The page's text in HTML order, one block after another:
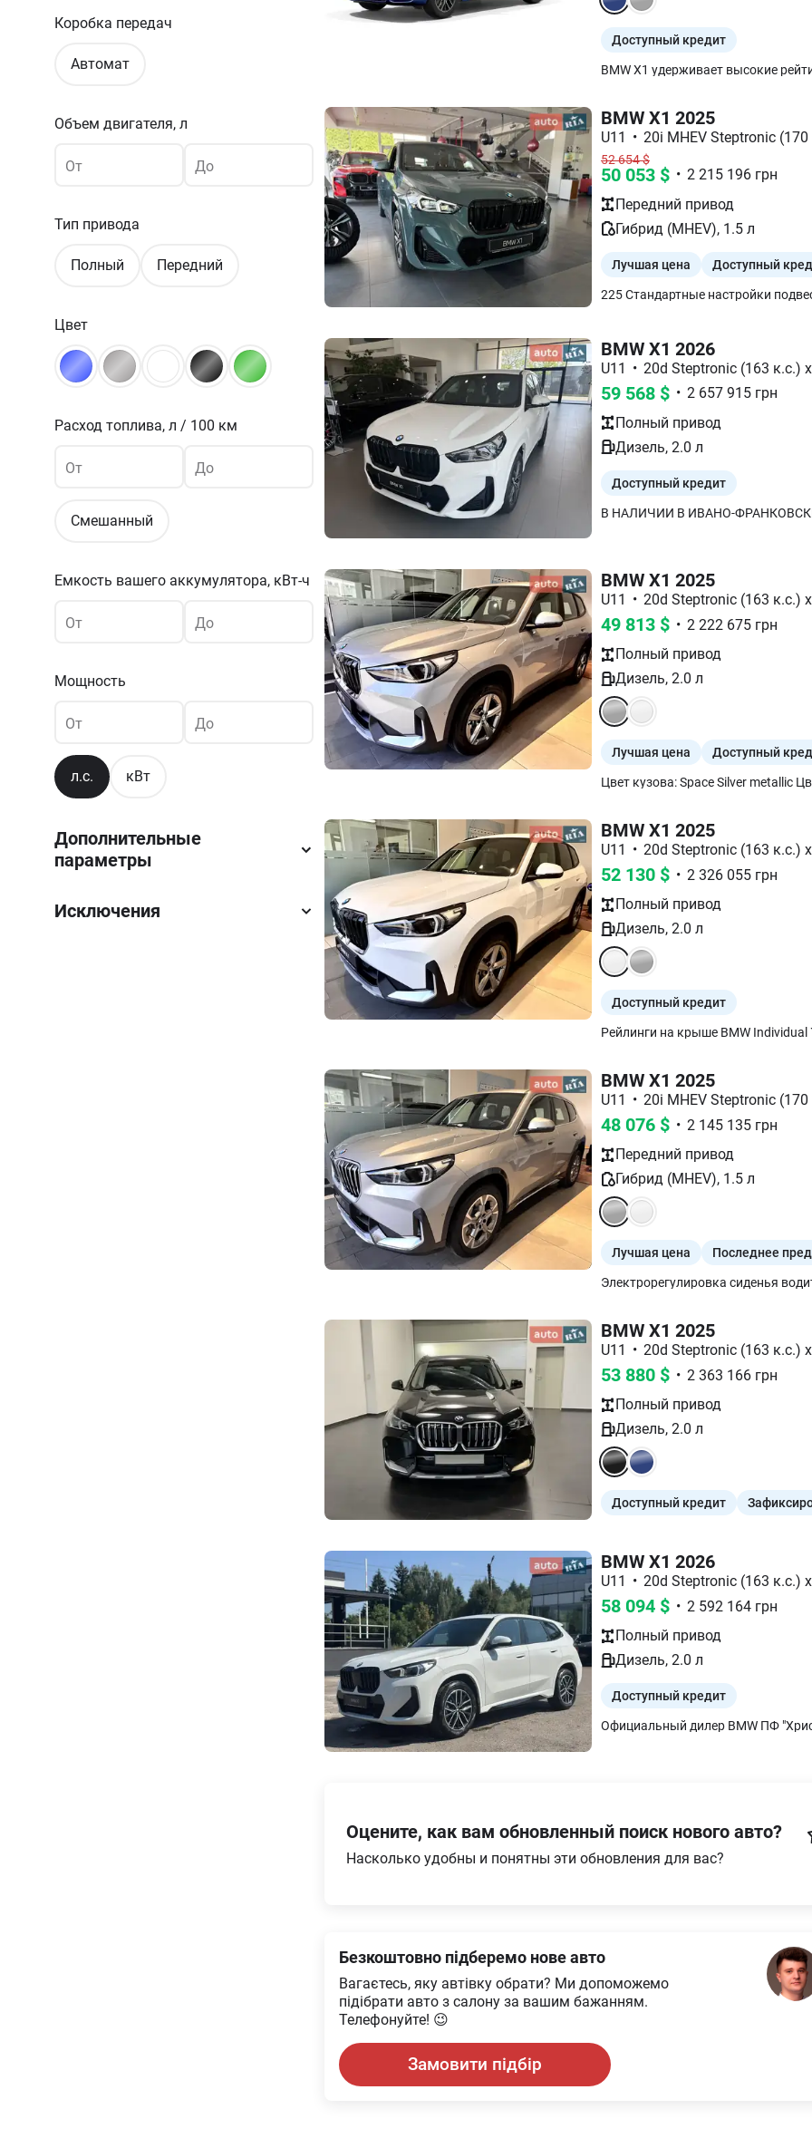
Коробка передач
Автомат
Объем двигателя, л
От До
Тип привода
Полный Передний
Цвет
Расход топлива, л / 100 км
От До
Смешанный
Емкость вашего аккумулятора, кВт-ч
От До
Мощность
От До
л.с. кВт
Дополнительные
параметры
Исключения
Доступный кредит
BMW X1 2025
U11 • 20i MHEV Steptronic (170
52 654$
50 053 $ • 2 215 196 грн
Передний привод
Гибрид (MHEV), 1.5 л
Лучшая цена Доступный
BMW X1 2026
U11 • 20d Steptronic (163 к.с.)
59 568 $ • 2 657 915 грн
Полный привод
Дизель, 2.0 л
Доступный кредит
BMW X1 2025
U11 • 20d Steptronic (163 к.с.)
49 813 $ • 2 222 675 грн
Полный привод
Дизель, 2.0 л
Лучшая цена Доступный
BMW X1 2025
U11 • 20d Steptronic (163 к.с.)
52 130 $ • 2 326 055 грн
Полный привод
Дизель, 2.0 л
Доступный кредит
BMW X1 2025
U11 • 20i MHEV Steptronic (170
48 076 $ • 2 145 135 грн
Передний привод
Гибрид (MHEV), 1.5 л
Лучшая цена Последнее
BMW X1 2025
U11 • 20d Steptronic (163 к.с.)
53 880 $ • 2 363 166 грн
Полный привод
Дизель, 2.0 л
Доступный кредит
BMW X1 2026
U11 • 20d Steptronic (163 к.с.)
58 094 $ • 2 592 164 грн
Полный привод
Дизель, 2.0 л
Доступный кредит
Оцените, как вам обновленный поиск нового авто?
Насколько удобны и понятны эти обновления для вас?
Безкоштовно підберемо нове авто
Вагаєтесь, яку автівку обрати? Ми допоможемо
підібрати авто з салону за вашим бажанням.
Телефонуйте! 😉
Замовити підбір